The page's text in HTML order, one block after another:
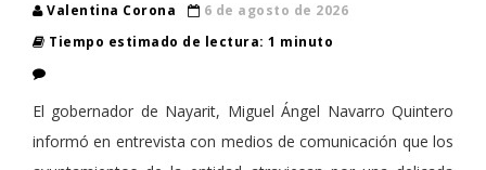
Valentina Corona
6 de agosto de 2026
Tiempo estimado de lectura: 1 minuto
El gobernador de Nayarit, Miguel Ángel Navarro Quintero
informó en entrevista con medios de comunicación que los